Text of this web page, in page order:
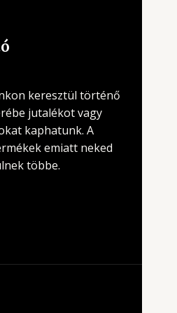
keresztül történő
jutalékot vagy
kaphatunk. A
emiatt neked
többe.